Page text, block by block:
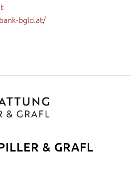
bgld.at/
& GRAFL